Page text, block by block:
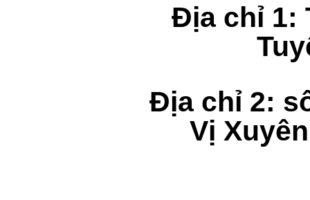
Địa chỉ 1:
Địa chỉ 2:
Vị